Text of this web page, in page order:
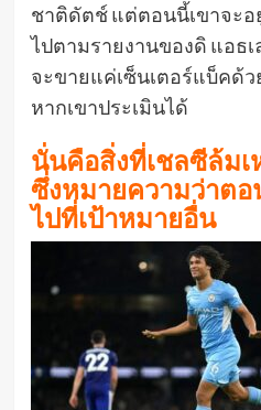
ชาติดัตช์ แต่ตอนนี้เขาจะอ
ไปตามรายงานของดิ แอธ
จะขายแค่เซ็นเตอร์แบ็คด้ว
หากเขาประเมินได้
นั่นคือสิ่งที่เชลซีล้มเ
ซึ่งหมายความว่าตอ
ไปที่เป้าหมายอื่น